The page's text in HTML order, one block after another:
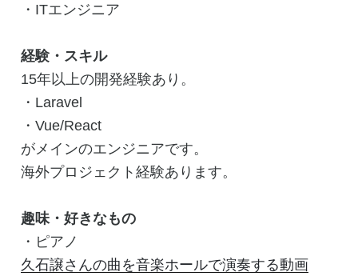
・ITエンジニア
経験・スキル
15年以上の開発経験あり。
・Laravel
・Vue/React
がメインのエンジニアです。
海外プロジェクト経験あります。
趣味・好きなもの
・ピアノ
久石譲さんの曲を音楽ホールで演奏する動画